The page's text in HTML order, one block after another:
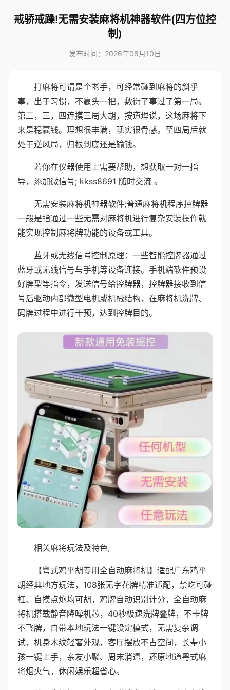
戒骄戒躁!无需安装麻将机神器软件(四方位控
制)
发布时间：2026年08月10日
打麻将可谓是个老手，可经常碰到麻将的斜乎
事，出于习惯，不赢头一把，敷衍了事过了第一局。
第二，三，四连摸三局大胡，按道理说，这场麻将下
来是稳赢钱。理想很丰满，现实很骨感。至四局后就
处于逆风局，归根到底还是输钱。
若你在仪器使用上需要帮助，想获取一对一指
导，添加微信号; kkss8691 随时交流 。
无需安装麻将机神器软件;普通麻将机程序控牌器
一般是指通过一些无需对麻将机进行复杂安装操作就
能实现控制麻将牌功能的设备或工具。
蓝牙或无线信号控制原理：一些智能控牌器通过
蓝牙或无线信号与手机等设备连接。手机端软件预设
好牌型等指令，发送信号给控牌器，控牌器接收到信
号后驱动内部微型电机或机械结构，在麻将机洗牌、
码牌过程中进行干预，达到控牌目的。
相关麻将玩法及特色;
【粤式鸡平胡专用全自动麻将机】适配广东鸡平
胡经典地方玩法，108张无字花牌精准适配，禁吃可碰
杠、自摸点炮均可胡，鸡牌自动识别计分，全自动麻
将机搭载静音降噪机芯，40秒极速洗牌叠牌，不卡牌
不飞牌，自带本地玩法一键设定模式，无需复杂调
试，机身木纹轻奢外观，客厅摆放不占空间，长辈小
孩一键上手，亲友小聚、周末消遣，还原地道粤式麻
将烟火气，休闲娱乐超省心。